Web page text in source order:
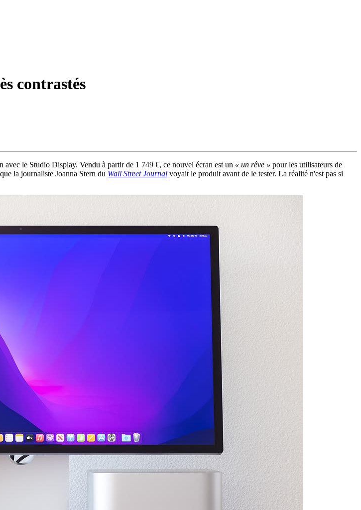
contrastés
le Studio Display. Vendu à partir de 1 749 €, ce nouvel écran est un « un rêve » pour les utilisateurs de
la journaliste Joanna Stern du Wall Street Journal voyait le produit avant de le tester. La réalité n'est pas si